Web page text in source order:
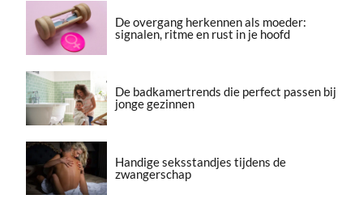
De overgang herkennen als moeder:
signalen, ritme en rust in je hoofd
De badkamertrends die perfect passen bij
jonge gezinnen
Handige seksstandjes tijdens de
zwangerschap